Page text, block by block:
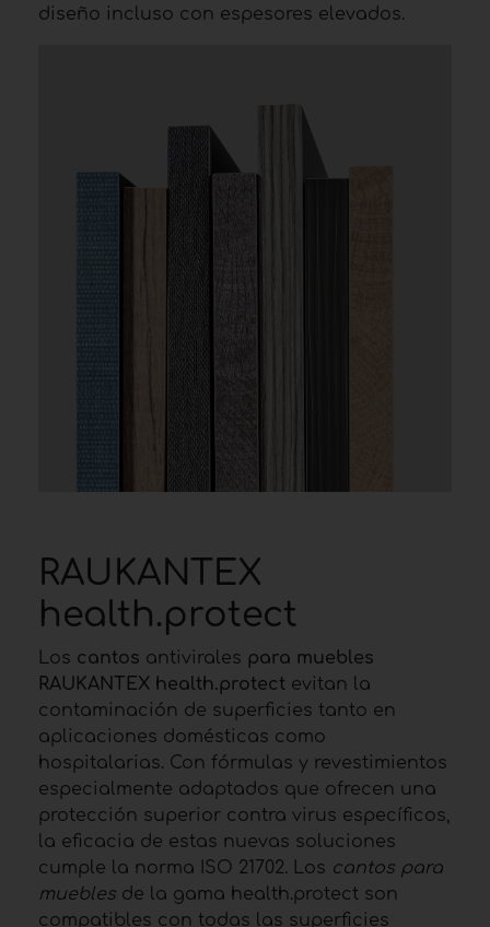
diseño incluso con espesores elevados.
RAUKANTEX
health.protect
Los cantos antivirales para muebles
RAUKANTEX health.protect evitan la
contaminación de superficies tanto en
aplicaciones domésticas como
hospitalarias. Con fórmulas y revestimientos
especialmente adaptados que ofrecen una
protección superior contra virus específicos,
la eficacia de estas nuevas soluciones
cumple la norma ISO 21702. Los cantos para
muebles de la gama health.protect son
compatibles con todas las superficies